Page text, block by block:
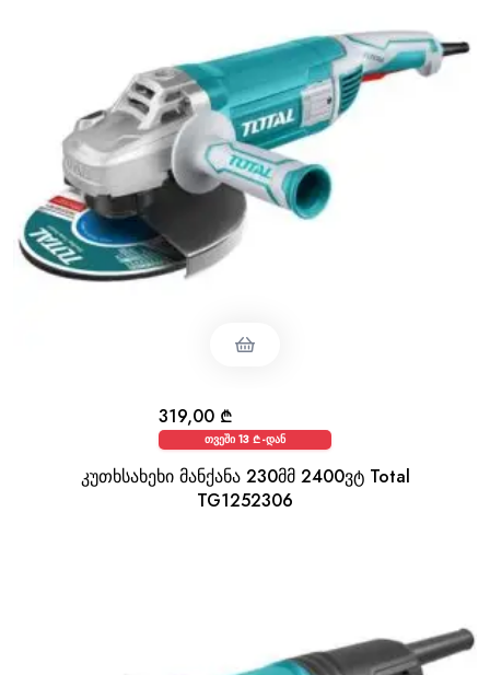
კუთხსახეხი მანქანა 230მმ 2400ვტ Total
TG1252306
319,00 ₾
თვეში 13 ₾-დან